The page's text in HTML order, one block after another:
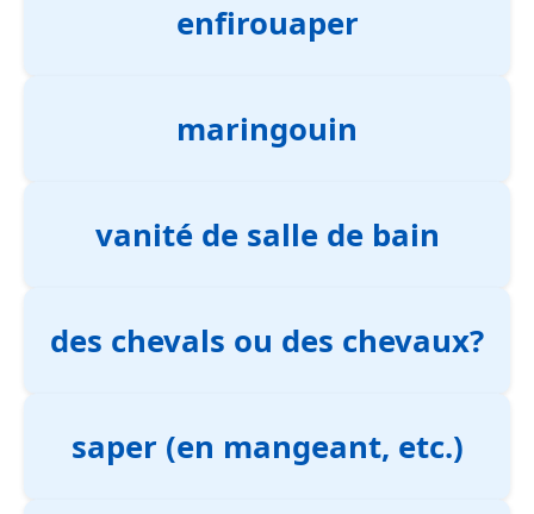
enfirouaper
maringouin
vanité de salle de bain
des chevals ou des chevaux?
saper (en mangeant, etc.)